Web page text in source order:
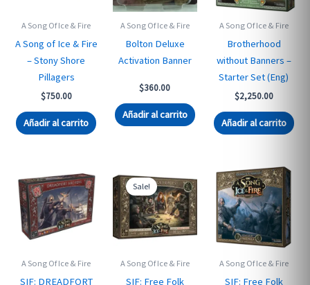
A Song Of Ice & Fire
A Song of Ice & Fire
– Stony Shore
Pillagers
$750.00
Añadir al carrito
A Song Of Ice & Fire
Bolton Deluxe
Activation Banner
$360.00
Añadir al carrito
A Song Of Ice & Fire
Brotherhood
without Banners –
Starter Set (Eng)
$2,250.00
Añadir al carrito
A Song Of Ice & Fire
SIF: DREADFORT
Sale!
A Song Of Ice & Fire
SIF: Free Folk
A Song Of Ice & Fire
SIF: Free Folk